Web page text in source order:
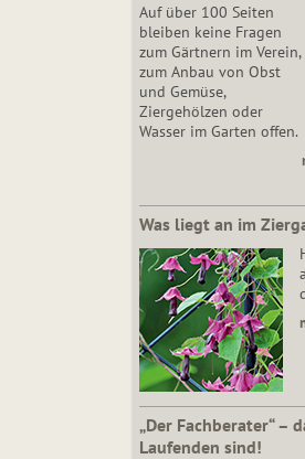
Auf über 100 Seiten
bleiben keine Fragen
zum Gärtnern im Verein,
zum Anbau von Obst
und Gemüse,
Ziergehölzen oder
Wasser im Garten offen.
Was liegt an im
„Der Fachberater“ –
Laufenden sind!